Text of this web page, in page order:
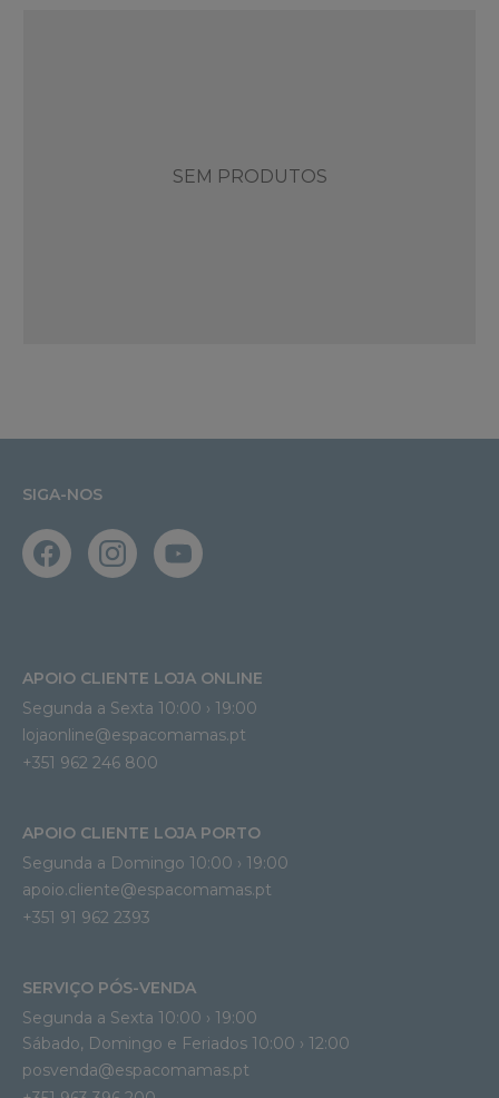
SEM PRODUTOS
SIGA-NOS
APOIO CLIENTE LOJA ONLINE
Segunda a Sexta 10:00 › 19:00
lojaonline@espacomamas.pt
+351 962 246 800
APOIO CLIENTE LOJA PORTO
Segunda a Domingo 10:00 › 19:00
apoio.cliente@espacomamas.pt
+351 91 962 2393
SERVIÇO PÓS-VENDA
Segunda a Sexta 10:00 › 19:00
Sábado, Domingo e Feriados 10:00 › 12:00
posvenda@espacomamas.pt